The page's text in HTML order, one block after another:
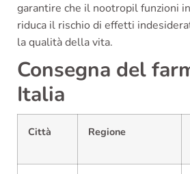
garantire che il nootropil funzioni
riduca il rischio di effetti
la qualità della vita.
Consegna del
Italia
Città Regione